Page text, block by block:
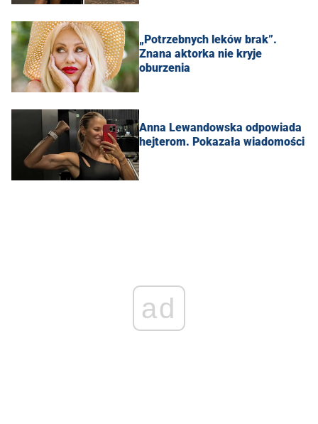
„Potrzebnych leków brak”.
Znana aktorka nie kryje
oburzenia
Anna Lewandowska odpowiada
hejterom. Pokazała wiadomości
ad